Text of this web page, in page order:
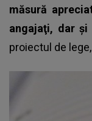
măsură
angajaţi, dar
proiectul de